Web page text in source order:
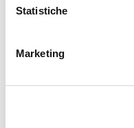
Statistiche
Marketing